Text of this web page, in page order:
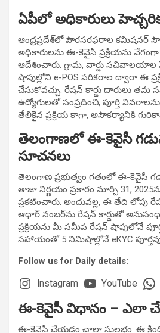
ఏపీలో అధికారులు
ఆంధ్రప్రదేశ్‌లో పౌరసరఫరాల కమిషనర్
అధికారులను ఈ-కెవైసీ ప్రక్రియను
ఆదేశించారు. గ్రామ, వార్డు
షాపుల్లోని e-POS పరికరాల ద్వారా ఈ
చేసుకోవచ్చు. రేషన్ కార్డు దారులు
ఉద్యోగులతో సంప్రదించి, పూర్తి
తేలికైన ప్రక్రియ కాగా, అసౌకర్యానికి
తెలంగాణలో ఈ-కెవైసీ
సూచనలు
తెలంగాణ ప్రభుత్వం గతంలో ఈ-కెవైసీ
తాజా నిర్ణయం ప్రకారం మార్చి 31,
ప్రకటించారు. అందువల్ల, ఈ తేది లోపు
ఆధార్ నంబర్‌ను రేషన్ కార్డుతో
ప్రక్రియను మీ సమీప రేషన్ షాపులోనే
సహాయంతో 5 నిమిషాల్లోనే eKYC
Follow us for Daily details:
Instagram YouTube
ఈ-కెవైసీ విధానం – ఎలా
ఈ-కెవైసీ చేయడం చాలా సులభం. ఈ క్రింది